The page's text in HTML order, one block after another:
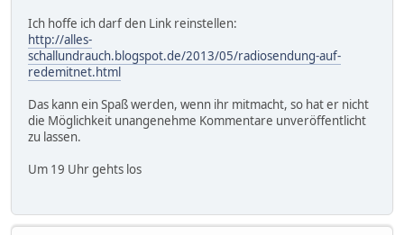
Ich hoffe ich darf den Link reinstellen:
http://alles-
schallundrauch.blogspot.de/2013/05/radiosendung-auf-
redemitnet.html
Das kann ein Spaß werden, wenn ihr mitmacht, so hat er nicht
die Möglichkeit unangenehme Kommentare unveröffentlicht
zu lassen.
Um 19 Uhr gehts los